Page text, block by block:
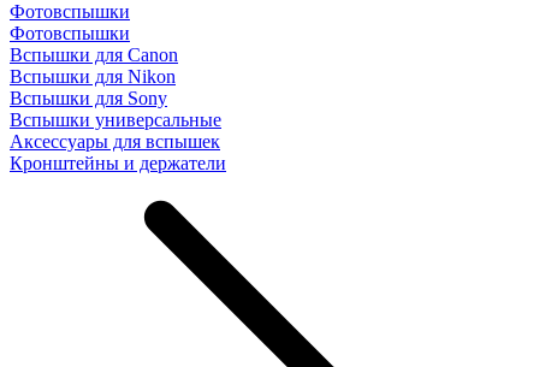
Фотовспышки
Фотовспышки
Вспышки для Canon
Вспышки для Nikon
Вспышки для Sony
Вспышки универсальные
Аксесcуары для вспышек
Кронштейны и держатели